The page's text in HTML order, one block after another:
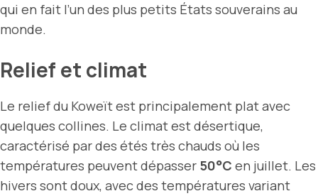
qui en fait l’un des plus petits États souverains au
monde.
Relief et climat
Le relief du Koweït est principalement plat avec
quelques collines. Le climat est désertique,
caractérisé par des étés très chauds où les
températures peuvent dépasser 50°C en juillet. Les
hivers sont doux, avec des températures variant